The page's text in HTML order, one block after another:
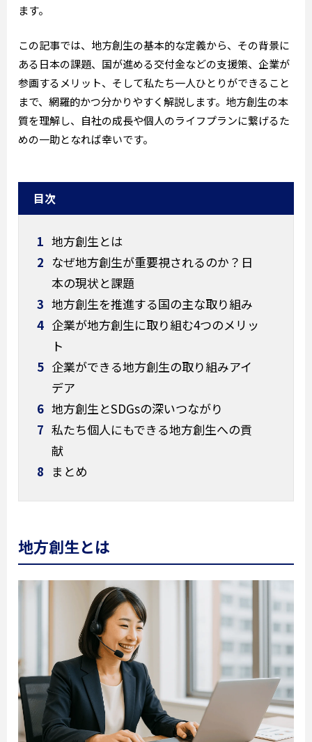
ます。
この記事では、地方創生の基本的な定義から、その背景に
ある日本の課題、国が進める交付金などの支援策、企業が
参画するメリット、そして私たち一人ひとりができること
まで、網羅的かつ分かりやすく解説します。地方創生の本
質を理解し、自社の成長や個人のライフプランに繋げるた
めの一助となれば幸いです。
目次
1 地方創生とは
2 なぜ地方創生が重要視されるのか？日
本の現状と課題
3 地方創生を推進する国の主な取り組み
4 企業が地方創生に取り組む4つのメリッ
ト
5 企業ができる地方創生の取り組みアイ
デア
6 地方創生とSDGsの深いつながり
7 私たち個人にもできる地方創生への貢
献
8 まとめ
地方創生とは